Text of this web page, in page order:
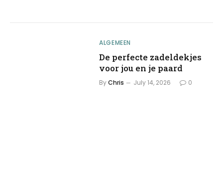
ALGEMEEN
De perfecte zadeldekjes
voor jou en je paard
ByChris July 14, 2026 0